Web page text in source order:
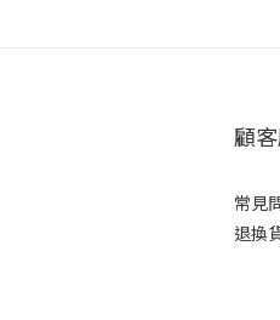
顧
常見
退換